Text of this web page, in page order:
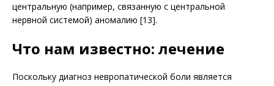
центральную (например, связанную с центральной
нервной системой) аномалию [13].
Что нам известно: лечение
Поскольку диагноз невропатической боли является